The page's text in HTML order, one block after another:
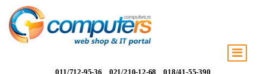
011/712-95-36 021/210-12-68 018/41-55-390